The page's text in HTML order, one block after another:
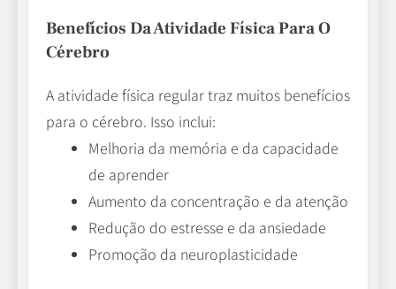
Benefícios Da Atividade Física Para O
Cérebro
A atividade física regular traz muitos benefícios
para o cérebro. Isso inclui:
Melhoria da memória e da capacidade
de aprender
Aumento da concentração e da atenção
Redução do estresse e da ansiedade
Promoção da neuroplasticidade